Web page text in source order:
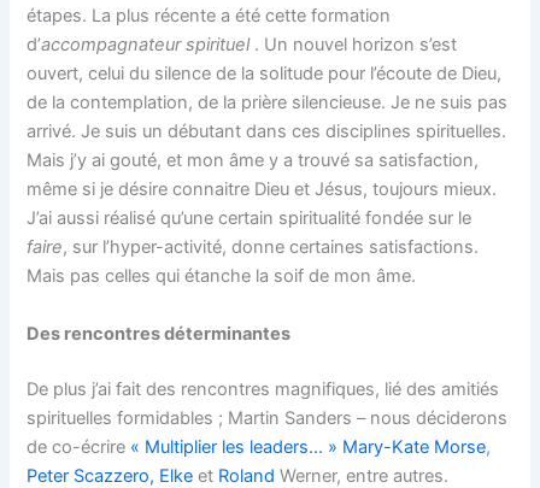
étapes. La plus récente a été cette formation
d’accompagnateur spirituel. Un nouvel horizon s’est
ouvert, celui du silence de la solitude pour l’écoute de Dieu,
de la contemplation, de la prière silencieuse. Je ne suis pas
arrivé. Je suis un débutant dans ces disciplines spirituelles.
Mais j’y ai gouté, et mon âme y a trouvé sa satisfaction,
même si je désire connaitre Dieu et Jésus, toujours mieux.
J’ai aussi réalisé qu’une certain spiritualité fondée sur le
faire, sur l’hyper-activité, donne certaines satisfactions.
Mais pas celles qui étanche la soif de mon âme.
Des rencontres déterminantes
De plus j’ai fait des rencontres magnifiques, lié des amitiés
spirituelles formidables ; Martin Sanders – nous déciderons
de co-écrire « Multiplier les leaders… » Mary-Kate Morse,
Peter Scazzero, Elkeet RolandWerner, entre autres.